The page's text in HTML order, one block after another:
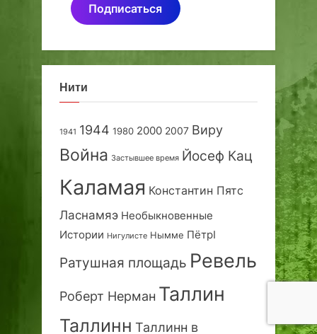
Подписаться
Нити
1941 1944 1980 2000 2007 Виру
Война Застывшее время Йосеф Кац
Каламая Константин Пятс
Ласнамяэ Необыкновенные
Истории Нигулисте Нымме ПётрI
Ратушная площадь Ревель
Роберт Нерман Таллин
Таллинн Таллинн в